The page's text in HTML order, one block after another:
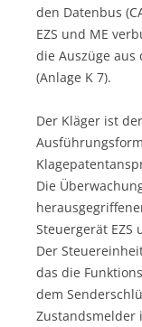
den Datenbus
EZS und ME
die Auszüge
(Anlage K 7).
Der Kläger ist
Die
Steuergerät EZS
Der
das die
dem
Zustandsmelder